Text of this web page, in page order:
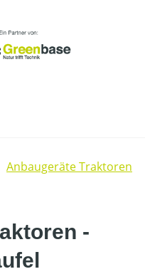
Anbaugeräte Traktoren
-